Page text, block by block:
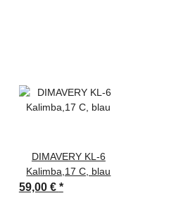
DIMAVERY KL-6
Kalimba,17 C, blau
59,00 € *